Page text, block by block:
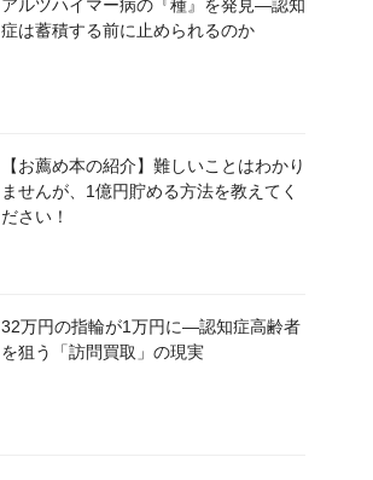
アルツハイマー病の『種』を発見―認知
症は蓄積する前に止められるのか
【お薦め本の紹介】難しいことはわかり
ませんが、1億円貯める方法を教えてく
ださい！
32万円の指輪が1万円に―認知症高齢者
を狙う「訪問買取」の現実